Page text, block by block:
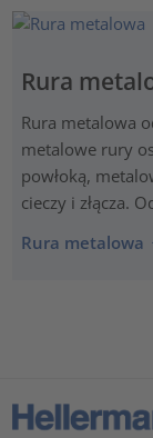
Rura
Rura metalowa
metalowe rury
powłoką,
cieczy i złącza.
Rura metalowa